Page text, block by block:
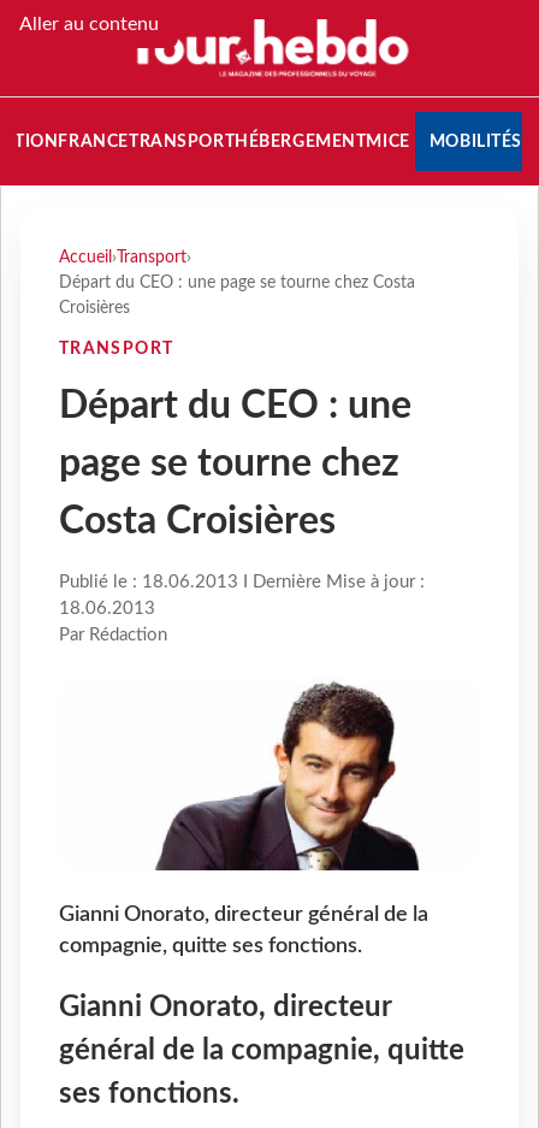
Aller au contenu
FRANCETRANSPORT HÉBERGEMENTMICE MOBILITÉS
Accueil › Transport›
Départ du CEO : une page se tourne chez Costa
Croisières
TRANSPORT
Départ du CEO : une
page se tourne chez
Costa Croisières
Publié le : 18.06.2013 I Dernière Mise à jour :
18.06.2013
Par Rédaction
Gianni Onorato, directeur général de la
compagnie, quitte ses fonctions.
Gianni Onorato, directeur
général de la compagnie, quitte
ses fonctions.